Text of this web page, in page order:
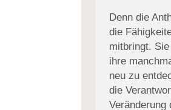
Denn die
die
mitbringt.
ihre
neu zu
die
Veränderung